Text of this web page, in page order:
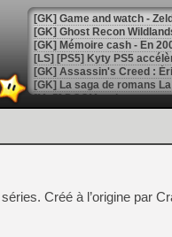
[Mo5] DOOM arrive en
[GK] Bethesda fête les 30
[GK] Roblox : l'action en
[GK] Agenda - GeForce
[GK] Devolver Digital en a
[LS] [PS5] ps5-y2jb-
Créé à l’origine par